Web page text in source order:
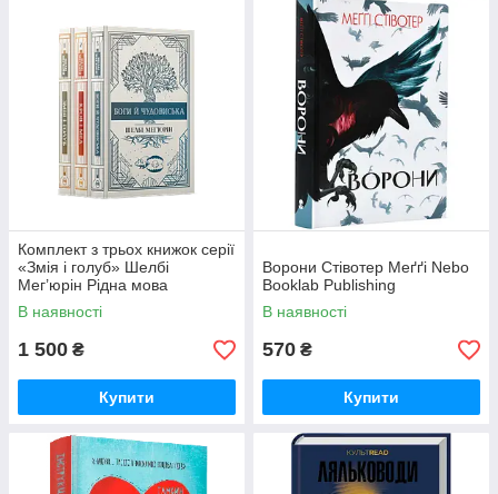
Комплект з трьох книжок серії
«Змія і голуб» Шелбі
Мег’юрін Рідна мова
В наявності
1 500 ₴
Купити
Ворони Стівотер Меґґі Nebo
Booklab Publishing
В наявності
570 ₴
Купити